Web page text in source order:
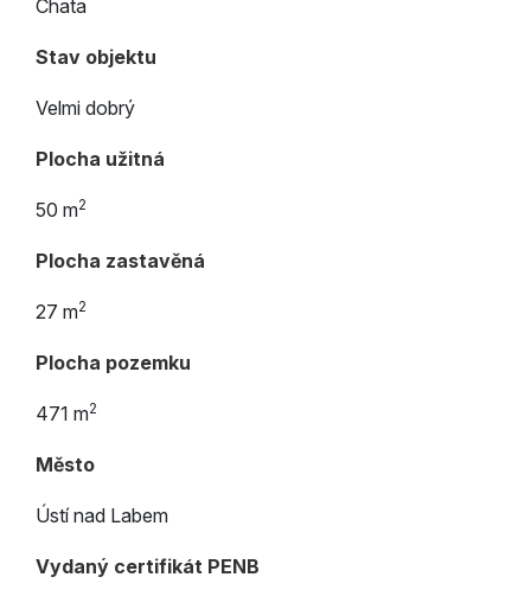
Chata
Stav objektu
Velmi dobrý
Plocha užitná
50 m2
Plocha zastavěná
27 m2
Plocha pozemku
471 m2
Město
Ústí nad Labem
Vydaný certifikát PENB